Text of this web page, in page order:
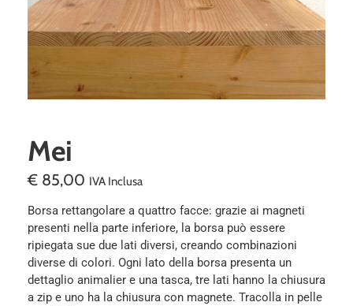
Mei
€ 85,00 IVA Inclusa
Borsa rettangolare a quattro facce: grazie ai magneti
presenti nella parte inferiore, la borsa può essere
ripiegata sue due lati diversi, creando combinazioni
diverse di colori. Ogni lato della borsa presenta un
dettaglio animalier e una tasca, tre lati hanno la chiusura
a zip e uno ha la chiusura con magnete. Tracolla in pelle